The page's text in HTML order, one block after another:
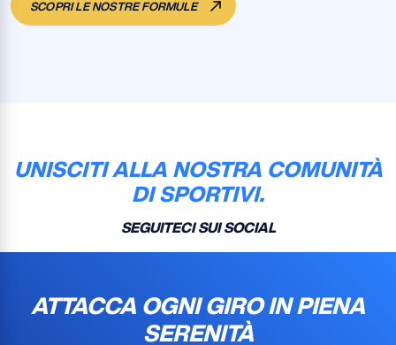
SCOPRI LE NOSTRE FORMULE
UNISCITI ALLA NOSTRA COMUNITÀ
DI SPORTIVI.
SEGUITECI SUI SOCIAL
ATTACCA OGNI GIRO IN PIENA
SERENITÀ